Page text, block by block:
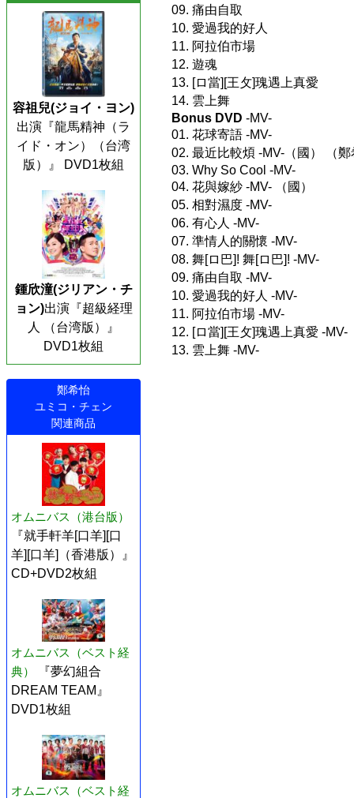
容祖兒(ジョイ・ヨン)
出演『龍馬精神（ラ
イド・オン）（台湾
版）』 DVD1枚組
鍾欣潼(ジリアン・チ
ョン)出演『超級経理
人 （台湾版）』
DVD1枚組
鄭希怡
ユミコ・チェン
関連商品
オムニバス（港台版）
『就手軒羊[口羊][口
羊][口羊]（香港版）』
CD+DVD2枚組
オムニバス（ベスト経
典）
『夢幻組合
DREAM TEAM』
DVD1枚組
オムニバス（ベスト経
09. 痛由自取
10. 愛過我的好人
11. 阿拉伯市場
12. 遊魂
13. [ロ當][王攵]瑰遇上真愛
14. 雲上舞
Bonus DVD -MV-
01. 花球寄語 -MV-
02. 最近比較煩 -MV-（國） （
03. Why So Cool -MV-
04. 花與嫁紗 -MV- （國）
05. 相對濕度 -MV-
06. 有心人 -MV-
07. 準情人的關懷 -MV-
08. 舞[ロ巴]! 舞[ロ巴]! -MV-
09. 痛由自取 -MV-
10. 愛過我的好人 -MV-
11. 阿拉伯市場 -MV-
12. [ロ當][王攵]瑰遇上真愛 -MV-
13. 雲上舞 -MV-